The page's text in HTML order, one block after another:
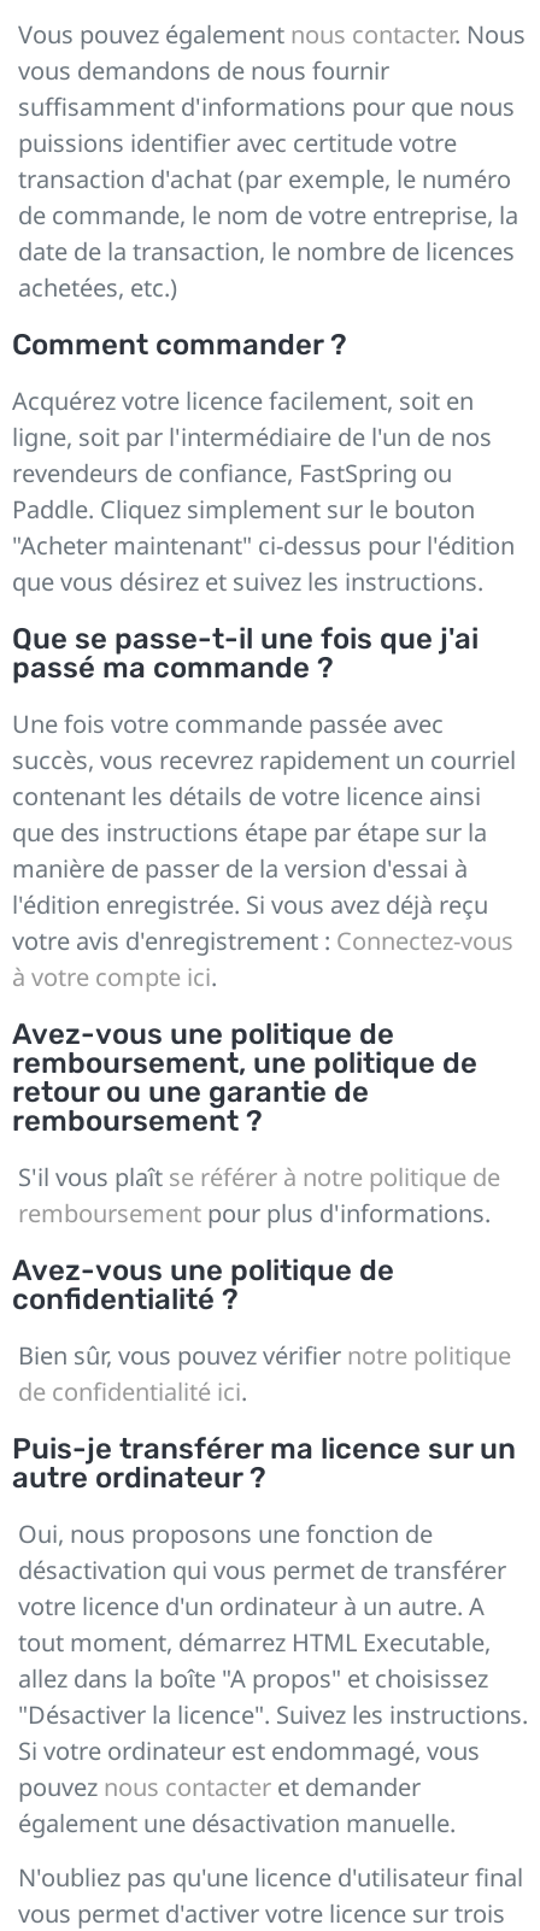
Vous pouvez également nous contacter. Nous
vous demandons de nous fournir
suffisamment d'informations pour que nous
puissions identifier avec certitude votre
transaction d'achat (par exemple, le numéro
de commande, le nom de votre entreprise, la
date de la transaction, le nombre de licences
achetées, etc.)
Comment commander ?
Acquérez votre licence facilement, soit en
ligne, soit par l'intermédiaire de l'un de nos
revendeurs de confiance, FastSpring ou
Paddle. Cliquez simplement sur le bouton
"Acheter maintenant" ci-dessus pour l'édition
que vous désirez et suivez les instructions.
Que se passe-t-il une fois que j'ai
passé ma commande ?
Une fois votre commande passée avec
succès, vous recevrez rapidement un courriel
contenant les détails de votre licence ainsi
que des instructions étape par étape sur la
manière de passer de la version d'essai à
l'édition enregistrée. Si vous avez déjà reçu
votre avis d'enregistrement : Connectez-vous
à votre compte ici.
Avez-vous une politique de
remboursement, une politique de
retour ou une garantie de
remboursement ?
S'il vous plaît se référer à notre politique de
remboursement pour plus d'informations.
Avez-vous une politique de
confidentialité ?
Bien sûr, vous pouvez vérifier notre politique
de confidentialité ici.
Puis-je transférer ma licence sur un
autre ordinateur ?
Oui, nous proposons une fonction de
désactivation qui vous permet de transférer
votre licence d'un ordinateur à un autre. A
tout moment, démarrez HTML Executable,
allez dans la boîte "A propos" et choisissez
"Désactiver la licence". Suivez les instructions.
Si votre ordinateur est endommagé, vous
pouvez nous contacter et demander
également une désactivation manuelle.
N'oubliez pas qu'une licence d'utilisateur final
vous permet d'activer votre licence sur trois